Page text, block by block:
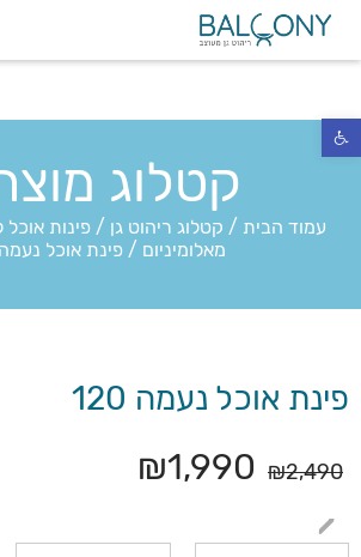
פתח סרגל נגישות
קטלוג
עמוד הבית / קטלוג ריהוט גן / פינות אוכל
מאלומיניום /פינת אוכל נעמה 120
פינת אוכל נעמה 120
₪2,490
₪1,990
‹